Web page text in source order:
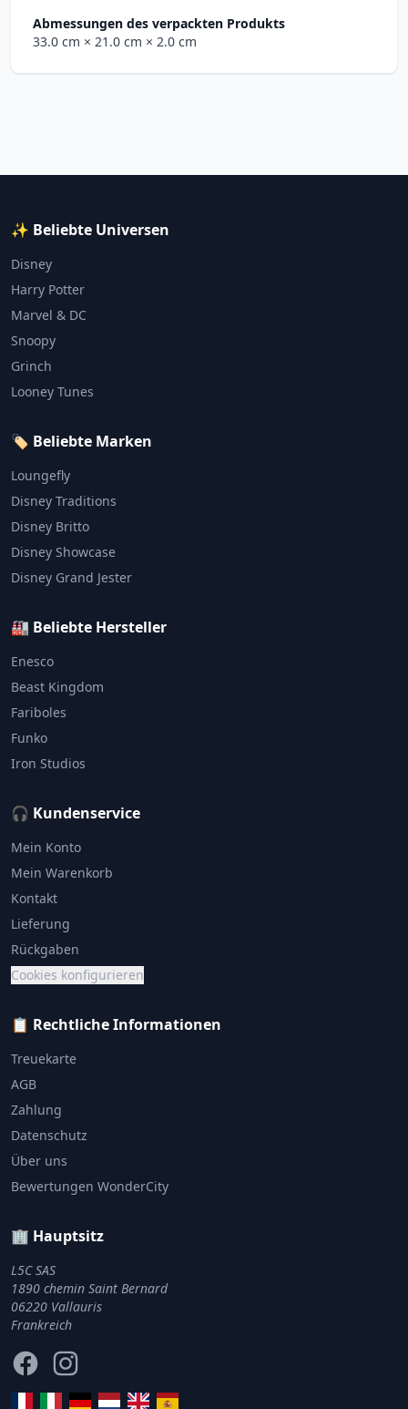
Abmessungen des verpackten Produkts
33.0 cm × 21.0 cm × 2.0 cm
✨ Beliebte Universen
Disney
Harry Potter
Marvel & DC
Snoopy
Grinch
Looney Tunes
🏷️ Beliebte Marken
Loungefly
Disney Traditions
Disney Britto
Disney Showcase
Disney Grand Jester
🏭 Beliebte Hersteller
Enesco
Beast Kingdom
Fariboles
Funko
Iron Studios
🎧 Kundenservice
Mein Konto
Mein Warenkorb
Kontakt
Lieferung
Rückgaben
Cookies konfigurieren
📋 Rechtliche Informationen
Treuekarte
AGB
Zahlung
Datenschutz
Über uns
Bewertungen WonderCity
🏢 Hauptsitz
L5C SAS
1890 chemin Saint Bernard
06220 Vallauris
Frankreich
FacebookInstagram